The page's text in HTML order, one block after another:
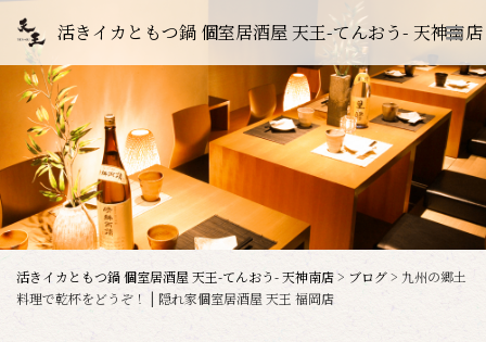
活きイカともつ鍋 個室居酒屋 天王-てんおう- 天神南店
活きイカともつ鍋 個室居酒屋 天王-てんおう- 天神南店> ブログ> 九州の郷土
料理で乾杯をどうぞ！ | 隠れ家個室居酒屋 天王 福岡店